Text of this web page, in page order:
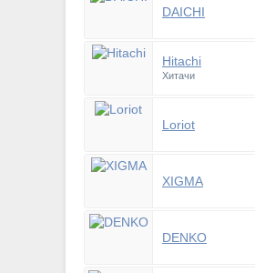
DAICHI
Hitachi
Хитачи
Loriot
XIGMA
DENKO